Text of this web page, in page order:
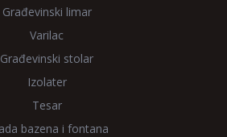
Građevinski limar
Varilac
Građevinski stolar
Izolater
Tesar
bazena i fontana